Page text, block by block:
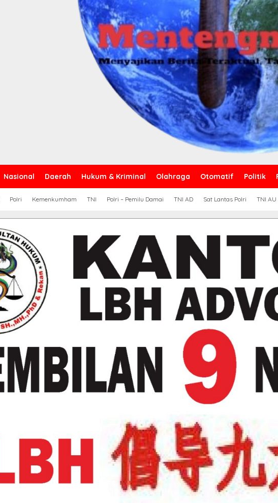
Nasional Daerah Hukum & Kriminal Olahraga Otomatif Politik
Polri Kemenkumham TNI Polri – Pemilu Damai TNI AD Sat Lantas Polri TNI AU